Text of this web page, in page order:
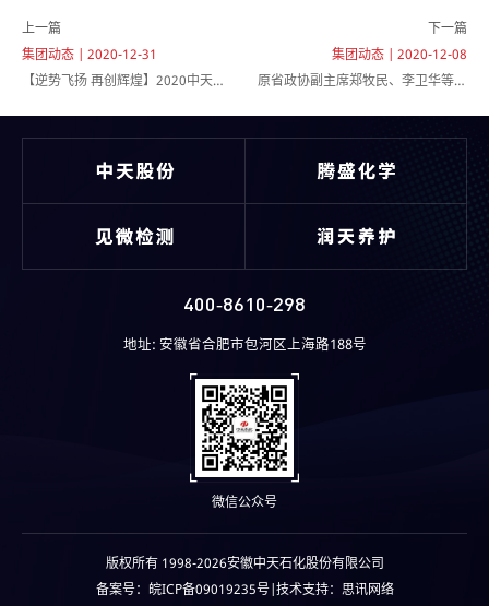
上一篇
集团动态 | 2020-12-31
【逆势飞扬 再创辉煌】2020中天石
下一篇
集团动态 | 2020-12-08
原省政协副主席郑牧民、李卫华等领
400-8610-298
地址: 安徽省合肥市包河区上海路188号
微信公众号
版权所有 1998-2026安徽中天石化股份有限公司
备案号： 皖ICP备09019235号|技术支持：思讯网络